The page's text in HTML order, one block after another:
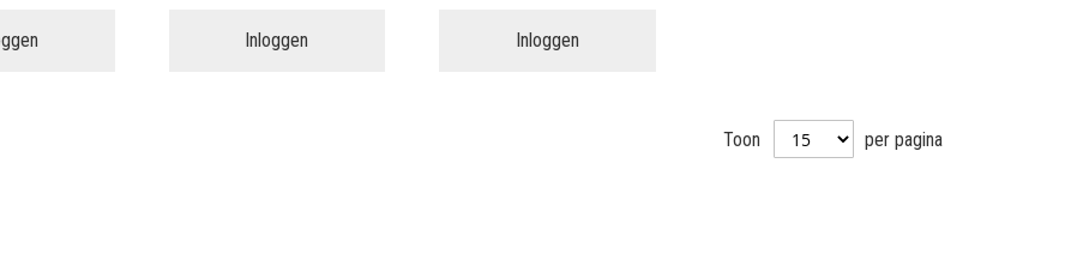
Inloggen Inloggen
Toon per pagina